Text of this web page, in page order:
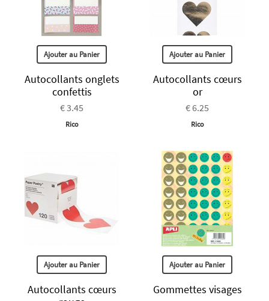
Ajouter au Panier
Autocollants onglets
confettis
€ 3.45
Rico
Ajouter au Panier
Autocollants cœurs
or
€ 6.25
Rico
Ajouter au Panier
Autocollants cœurs
Ajouter au Panier
Gommettes visages